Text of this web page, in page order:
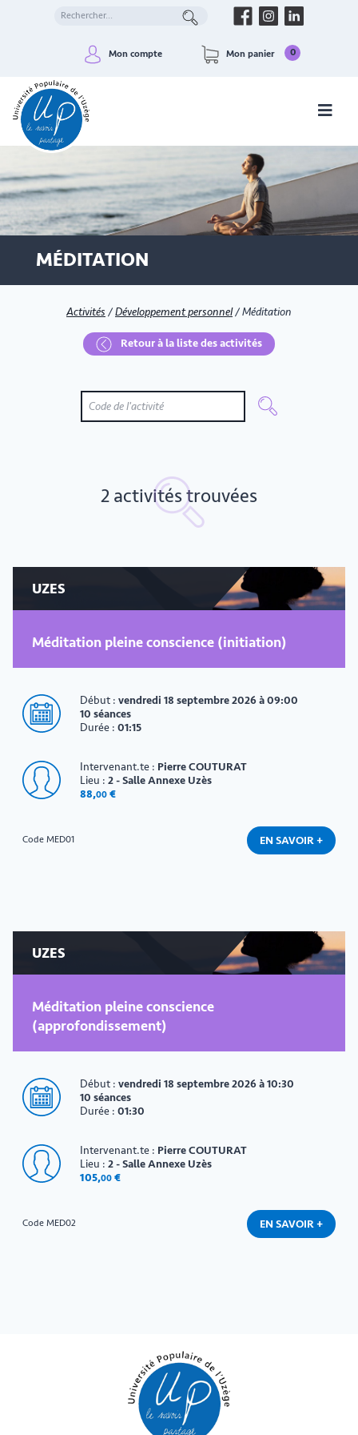
Mon compte Mon panier 0
MÉDITATION
Retour à la liste des activités
Activités /Développement personnel/Méditation
2 activités trouvées
UZES
Méditation pleine conscience (initiation)
Début : vendredi 18 septembre 2026 à 09:00
10 séances
Durée : 01:15
Intervenant.te : Pierre COUTURAT
Lieu : 2 - Salle Annexe Uzès
88,00 €
Code MED01 EN SAVOIR +
UZES
Méditation pleine conscience
(approfondissement)
Début : vendredi 18 septembre 2026 à 10:30
10 séances
Durée : 01:30
Intervenant.te : Pierre COUTURAT
Lieu : 2 - Salle Annexe Uzès
105,00 €
Code MED02 EN SAVOIR +